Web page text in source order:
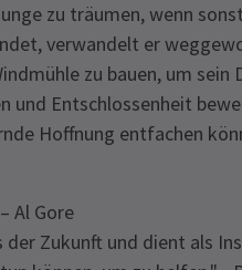
zu träumen, wenn
verwandelt er
zu bauen, um sein
und Entschlossenheit
Hoffnung entfachen
Al Gore
Zukunft und dient als